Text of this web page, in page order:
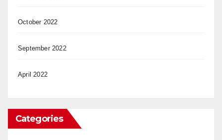
October 2022
September 2022
April 2022
Categories